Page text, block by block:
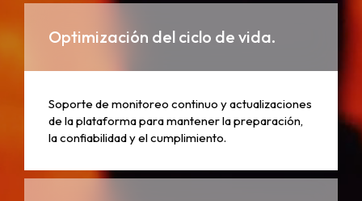
Optimización del ciclo de vida.
Soporte de monitoreo continuo y actualizaciones
de la plataforma para mantener la preparación,
la confiabilidad y el cumplimiento.